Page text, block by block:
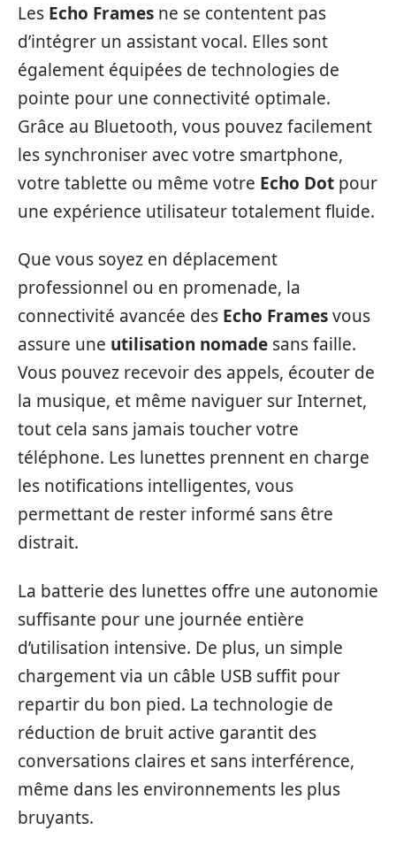
Les Echo Frames ne se contentent pas
d’intégrer un assistant vocal. Elles sont
également équipées de technologies de
pointe pour une connectivité optimale.
Grâce au Bluetooth, vous pouvez facilement
les synchroniser avec votre smartphone,
votre tablette ou même votre Echo Dot pour
une expérience utilisateur totalement fluide.
Que vous soyez en déplacement
professionnel ou en promenade, la
connectivité avancée des Echo Framesvous
assure une utilisation nomade sans faille.
Vous pouvez recevoir des appels, écouter de
la musique, et même naviguer sur Internet,
tout cela sans jamais toucher votre
téléphone. Les lunettes prennent en charge
les notifications intelligentes, vous
permettant de rester informé sans être
distrait.
La batterie des lunettes offre une autonomie
suffisante pour une journée entière
d’utilisation intensive. De plus, un simple
chargement via un câble USB suffit pour
repartir du bon pied. La technologie de
réduction de bruit active garantit des
conversations claires et sans interférence,
même dans les environnements les plus
bruyants.